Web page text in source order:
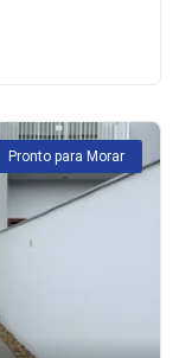
Pronto para Morar